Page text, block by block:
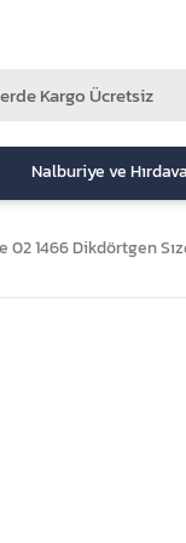
Nalburiye ve
02 1466 Dikdörtgen